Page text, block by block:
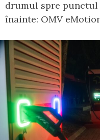
drumul spre punctul
înainte: OMV